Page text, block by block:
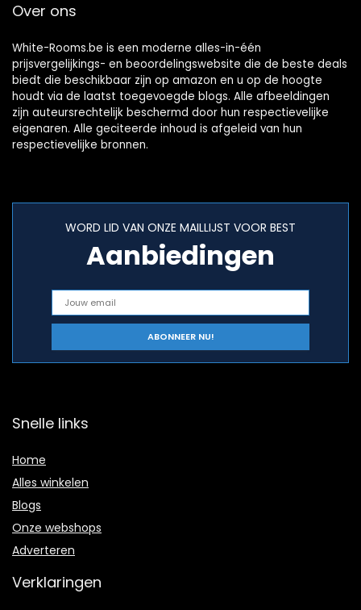
Over ons
White-Rooms.be is een moderne alles-in-één
prijsvergelijkings- en beoordelingswebsite die de beste deals
biedt die beschikbaar zijn op amazon en u op de hoogte
houdt via de laatst toegevoegde blogs. Alle afbeeldingen
zijn auteursrechtelijk beschermd door hun respectievelijke
eigenaren. Alle geciteerde inhoud is afgeleid van hun
respectievelijke bronnen.
WORD LID VAN ONZE MAILLIJST VOOR BEST
Aanbiedingen
Snelle links
Home
Alles winkelen
Blogs
Onze webshops
Adverteren
Verklaringen